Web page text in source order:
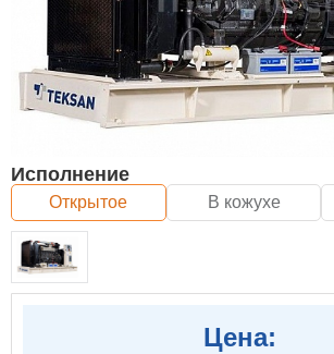
Исполнение
Открытое В кожухе
Цена: